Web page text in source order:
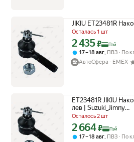
JIKIU ET23481R
Осталась 1 шт
Цена с картой
2 435₽ Пэй
17 – 18 авг, ПВЗ
По
АвтоСфера - ЕМЕХ
ET23481R JIKIU
лев | Suzuki_Jimny
SJ30/JB23W/JB33W/
1988 / 1998-…)/
Осталось 2 шт
Цена с картой
2 664₽ Пэй
17 – 18 авг ПВЗ
По